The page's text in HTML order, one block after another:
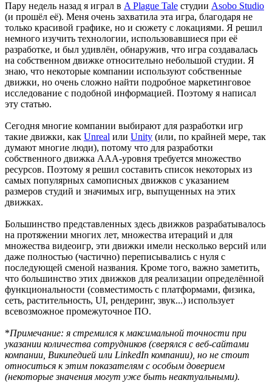
Пару недель назад я играл в A Plague Tale студии Asobo Studio
(и прошёл её). Меня очень захватила эта игра, благодаря не
только красивой графике, но и сюжету с локациями. Я решил
немного изучить технологии, использовавшиеся при её
разработке, и был удивлён, обнаружив, что игра создавалась
на собственном движке относительно небольшой студии. Я
знаю, что некоторые компании используют собственные
движки, но очень сложно найти подробное маркетинговое
исследование с подобной информацией. Поэтому я написал
эту статью.
Сегодня многие компании выбирают для разработки игр
такие движки, как Unreal или Unity (или, по крайней мере, так
думают многие люди), потому что для разработки
собственного движка AAA-уровня требуется множество
ресурсов. Поэтому я решил составить список некоторых из
самых популярных самописных движков с указанием
размеров студий и значимых игр, выпущенных на этих
движках.
Большинство представленных здесь движков разрабатывалось
на протяжении многих лет, множества итераций и для
множества видеоигр, эти движки имели несколько версий или
даже полностью (частично) переписывались с нуля с
последующей сменой названия. Кроме того, важно заметить,
что большинство этих движков для реализации определённой
функциональности (совместимость с платформами, физика,
сеть, растительность, UI, рендеринг, звук...) использует
всевозможное промежуточное ПО.
*Примечание: я стремился к максимальной точности при
указании количества сотрудников (сверялся с веб-сайтами
компании, Википедией или LinkedIn компании), но не стоит
относиться к этим показателям с особым доверием
(некоторые значения могут уже быть неактуальными).